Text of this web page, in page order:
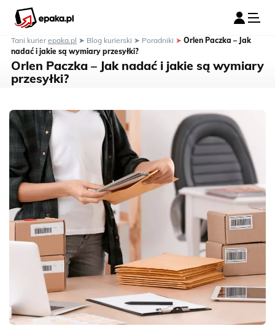
Tani kurierepaka.pl ➤ Blog kurierski ➤ Poradniki ➤ Orlen Paczka – Jak
nadać i jakie są wymiary przesyłki?
Orlen Paczka – Jak nadać i jakie są wymiary
przesyłki?